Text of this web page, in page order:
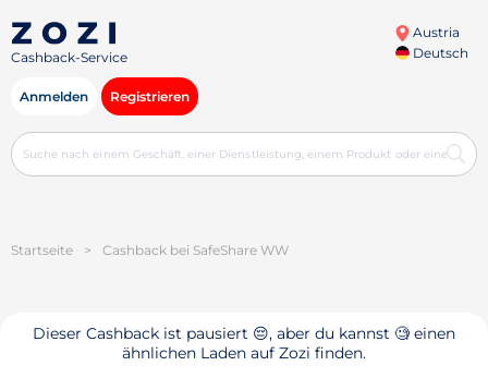
Cashback-Service
Austria
Deutsch
Anmelden Registrieren
Startseite > Cashback bei SafeShare WW
Dieser Cashback ist pausiert 😔, aber du kannst 🧐 einen
ähnlichen Laden auf Zozi finden.